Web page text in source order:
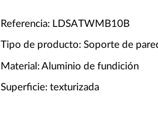
Referencia: LDSATWMB10B
Tipo de producto: Soporte de
Material: Aluminio de fundición
Superficie: texturizada